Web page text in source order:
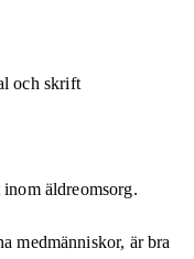
och skrift
äldreomsorg.
medmänniskor, är bra